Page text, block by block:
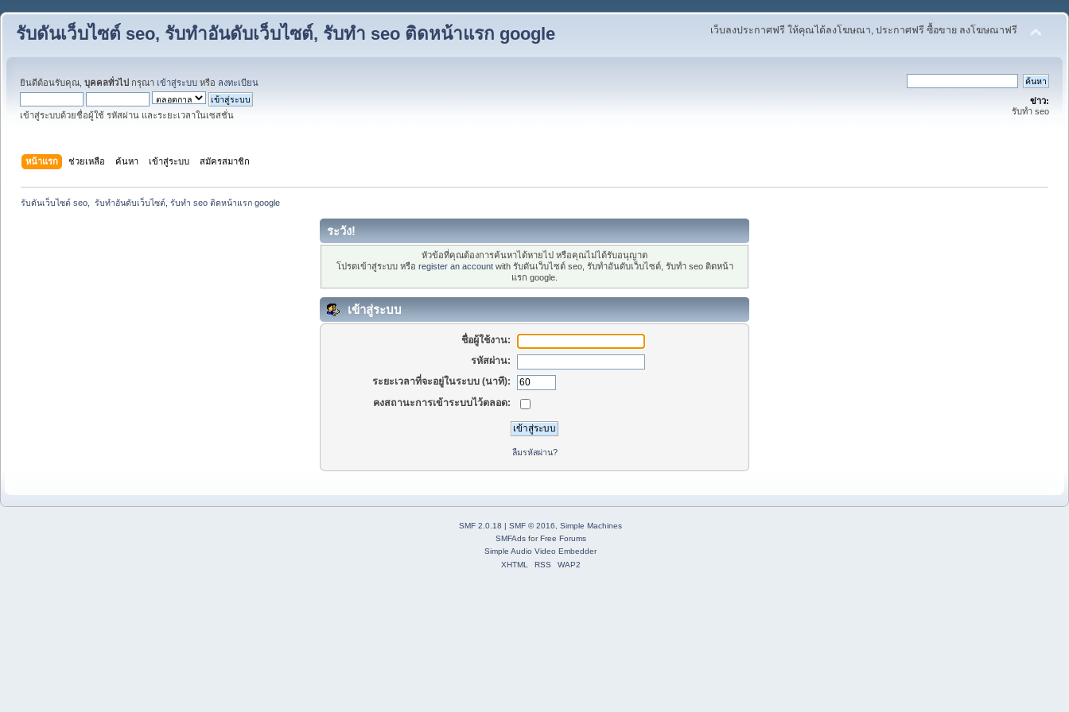
รับดันเว็บไซต์ seo, รับทำอันดับเว็บไซต์, รับทำ seo ติดหน้าแรก google เว็บลงประกาศฟรี ให้คุณได้ลงโฆษณา, ประกาศฟรี ซื้อขาย ลงโฆษณาฟรี
ยินดีต้อนรับคุณ, บุคคลทั่วไป กรุณา เข้าสู่ระบบ หรือ ลงทะเบียน
เข้าสู่ระบบด้วยชื่อผู้ใช้ รหัสผ่าน และระยะเวลาในเซสชั่น
ข่าว:
รับทำ seo
หน้าแรก ช่วยเหลือ ค้นหา เข้าสู่ระบบ สมัครสมาชิก
รับดันเว็บไซต์ seo,  รับทำอันดับเว็บไซต์, รับทำ seo ติดหน้าแรก google
ระวัง!
หัวข้อที่คุณต้องการค้นหาได้หายไป หรือคุณไม่ได้รับอนุญาต
โปรดเข้าสู่ระบบ หรือ register an accountwith รับดันเว็บไซต์ seo, รับทำอันดับเว็บไซต์, รับทำ seo ติดหน้า
แรก google.
เข้าสู่ระบบ
ชื่อผู้ใช้งาน:
รหัสผ่าน:
ระยะเวลาที่จะอยู่ในระบบ (นาที):
คงสถานะการเข้าระบบไว้ตลอด:
ลืมรหัสผ่าน?
SMF 2.0.18 | SMF © 2016
Simple Machines
SMFAdsforFree Forums
Simple Audio Video Embedder
XHTML
RSS WAP2